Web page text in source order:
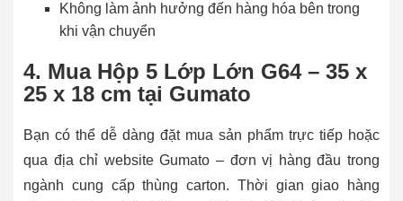
Không làm ảnh hưởng đến hàng hóa bên trong
khi vận chuyển
4. Mua Hộp 5 Lớp Lớn G64 – 35 x
25 x 18 cm tại Gumato
Bạn có thể dễ dàng đặt mua sản phẩm trực tiếp hoặc
qua địa chỉ website Gumato – đơn vị hàng đầu trong
ngành cung cấp thùng carton. Thời gian giao hàng